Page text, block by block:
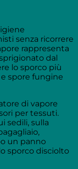
senza ricorrere
rappresenta
dal
lo sporco più
spore fungine
di vapore
per tessuti.
sedili, sulla
un panno
sporco disciolto